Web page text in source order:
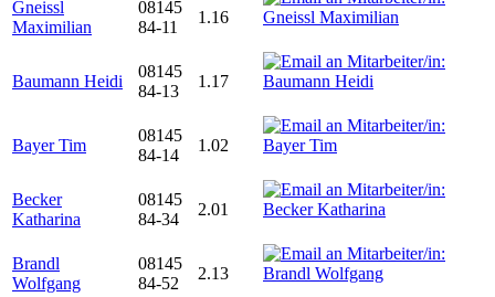
Gneissl
Maximilian
08145
84-11
1.16
Baumann Heidi
08145
84-13
1.17
Bayer Tim
08145
84-14
1.02
Becker
Katharina
08145
84-34
2.01
Brandl
Wolfgang
08145
84-52
2.13